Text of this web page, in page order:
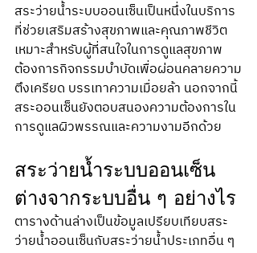
สระว่ายน้ำระบบออนเซ็นเป็นหนึ่งในบริการ
ที่ช่วยเสริมสร้างสุขภาพและคุณภาพชีวิต
เหมาะสำหรับผู้ที่สนใจในการดูแลสุขภาพ
ต้องการกิจกรรมบำบัดเพื่อผ่อนคลายความ
ตึงเครียด บรรเทาความเมื่อยล้า นอกจากนี้
สระออนเซ็นยังตอบสนองความต้องการใน
การดูแลผิวพรรณและความงามอีกด้วย
สระว่ายน้ำระบบออนเซ็น
ต่างจากระบบอื่น ๆ อย่างไร
ตารางด้านล่างเป็นข้อมูลเปรียบเทียบสระ
ว่ายน้ำออนเซ็นกับสระว่ายน้ำประเภทอื่น ๆ